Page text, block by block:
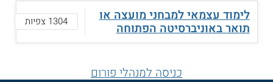
לימוד עצמאי למבחני מועצה או
תואר באוניברסיטה הפתוחה 1304 צפיות
כניסה למנהלי פורום